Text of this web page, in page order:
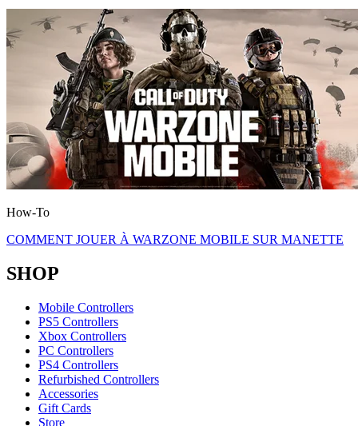
How-To
COMMENT JOUER À WARZONE MOBILE SUR MANETTE
SHOP
Mobile Controllers
PS5 Controllers
Xbox Controllers
PC Controllers
PS4 Controllers
Refurbished Controllers
Accessories
Gift Cards
Store